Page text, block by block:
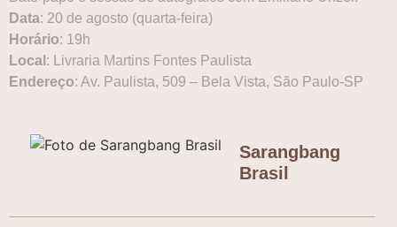
Data: 20 de agosto (quarta-feira)
Horário: 19h
Local : Livraria Martins Fontes Paulista
Endereço: Av. Paulista, 509 – Bela Vista, São Paulo-SP
Sarangbang
Brasil